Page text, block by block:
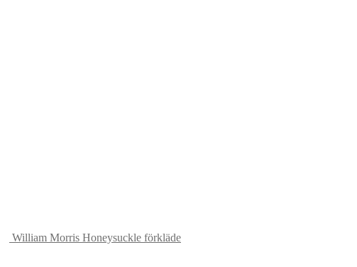
William Morris Honeysuckle förkläde